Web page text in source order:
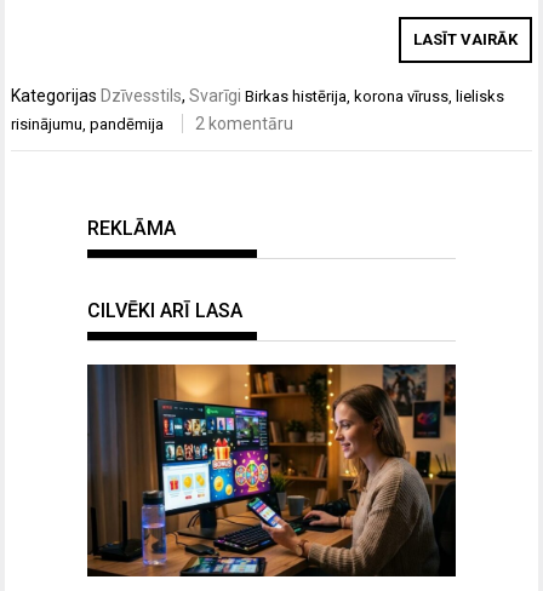
LASĪT VAIRĀK
Kategorijas Dzīvesstils,Svarīgi Birkas histērija, korona vīruss, lielisks
risinājumu,pandēmija 2 komentāru
REKLĀMA
CILVĒKI ARĪ LASA